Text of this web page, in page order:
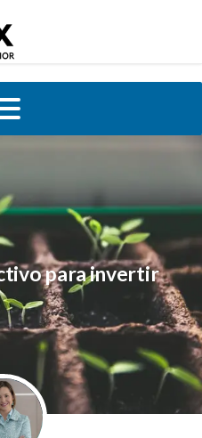
para invertir